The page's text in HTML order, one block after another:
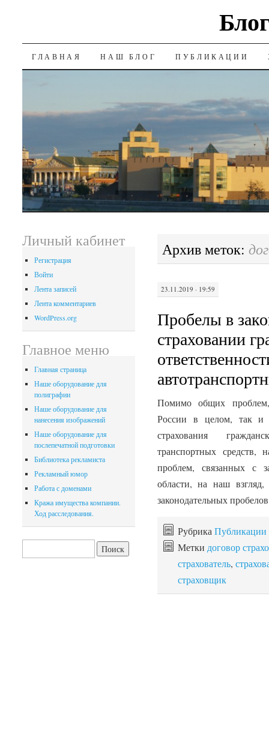
SKIP
ГЛАВНАЯ НАШ БЛОГ ПУБЛИКАЦИИ
Архив меток:
23.11.2019 · 19:59
Пробелы в
страховании
Помимо общих
России в целом, так и
страхования
транспортных средств,
проблем, связанных с
области, на наш
законодательных
Рубрика Публикации
Метки договор
страхователь,
страховщик
Личный кабинет
Регистрация
Войти
Лента записей
Лента комментариев
WordPress.org
Главное меню
Главная страница
Наше оборудование для
полиграфии
Наше оборудование для
нанесения изображений
Наше оборудование для
послепечатной подготовки
Библиотека рекламиста
Рекламный юмор
Работа с доменами
Кража имущества компании.
Ход расследования.